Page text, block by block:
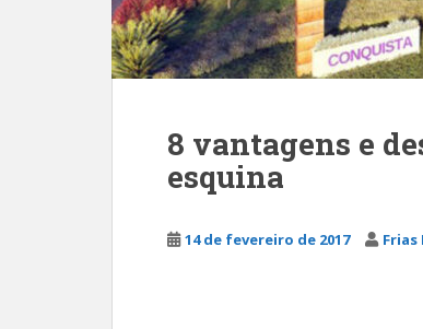
8 vantagens e
esquina
14 de fevereiro de 2017 Frias